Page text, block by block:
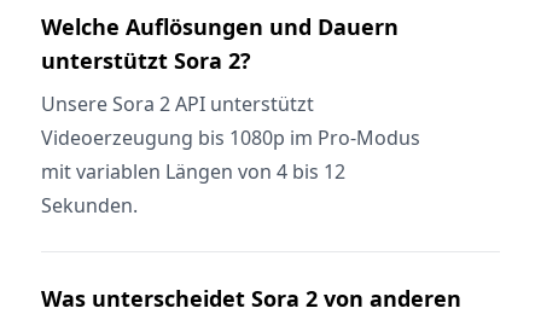
Welche Auflösungen und Dauern
unterstützt Sora 2?
Unsere Sora 2 API unterstützt
Videoerzeugung bis 1080p im Pro-Modus
mit variablen Längen von 4 bis 12
Sekunden.
Was unterscheidet Sora 2 von anderen